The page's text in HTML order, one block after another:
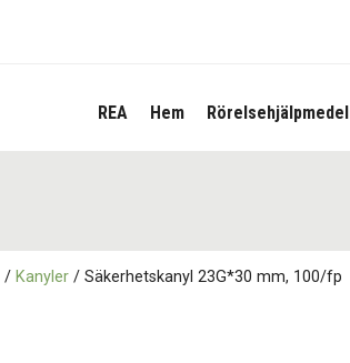
REA Hem Rörelsehjälpmedel
/ Kanyler / Säkerhetskanyl 23G*30 mm, 100/fp